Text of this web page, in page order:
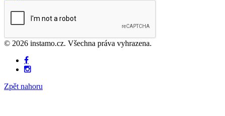
© 2026 instamo.cz. Všechna práva vyhrazena.
Zpět nahoru